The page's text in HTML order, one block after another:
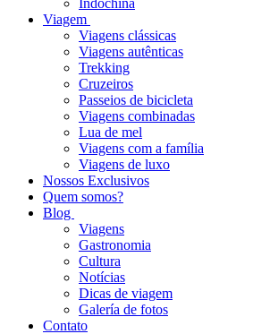
Indochina
Viagem
Viagens clássicas
Viagens autênticas
Trekking
Cruzeiros
Passeios de bicicleta
Viagens combinadas
Lua de mel
Viagens com a família
Viagens de luxo
Nossos Exclusivos
Quem somos?
Blog
Viagens
Gastronomia
Cultura
Notícias
Dicas de viagem
Galería de fotos
Contato